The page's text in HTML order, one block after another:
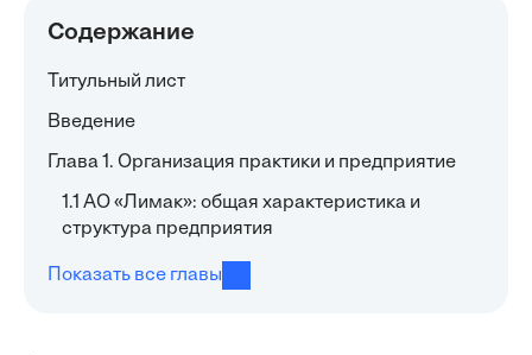
Содержание
Титульный лист
Введение
Глава 1. Организация практики и предприятие
1.1 АО «Лимак»: общая характеристика и
структура предприятия
Показать все главы